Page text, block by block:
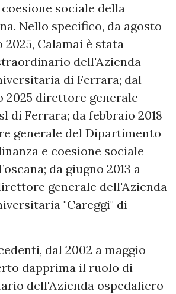
sociale della
Nello specifico, da agosto
2025, Calamai è stata
dell'Azienda
di Ferrara; dal
2025 direttore generale
di Ferrara; da febbraio 2018
generale del Dipartimento
e coesione sociale
da giugno 2013 a
generale dell'Azienda
"Careggi" di
dal 2002 a maggio
dapprima il ruolo di
dell'Azienda ospedaliero